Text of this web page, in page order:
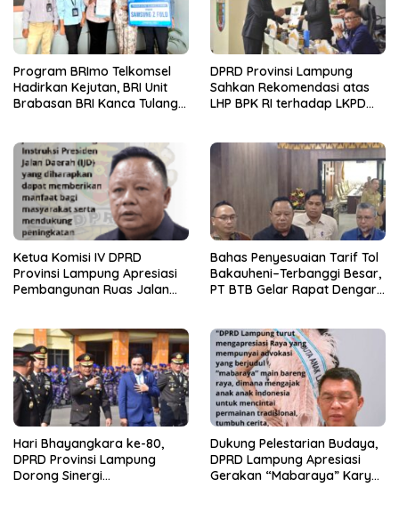
Program BRImo Telkomsel
Hadirkan Kejutan, BRI Unit
Brabasan BRI Kanca Tulang
Mesuji
DPRD Provinsi Lampung
Sahkan Rekomendasi atas
LHP BPK RI terhadap LKPD
2025
Ketua Komisi IV DPRD
Provinsi Lampung Apresiasi
Pembangunan Ruas Jalan
Bahas Penyesuaian Tarif Tol
Bakauheni–Terbanggi Besar,
PT BTB Gelar Rapat Dengar
Hari Bhayangkara ke-80,
DPRD Provinsi Lampung
Dorong Sinergi
Dukung Pelestarian Budaya,
DPRD Lampung Apresiasi
Gerakan “Mabaraya” Karya